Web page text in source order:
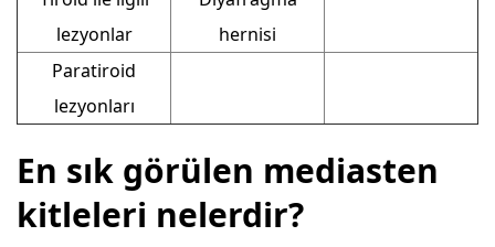
lezyonlar
hernisi
Paratiroid
lezyonları
En sık görülen mediasten
kitleleri nelerdir?